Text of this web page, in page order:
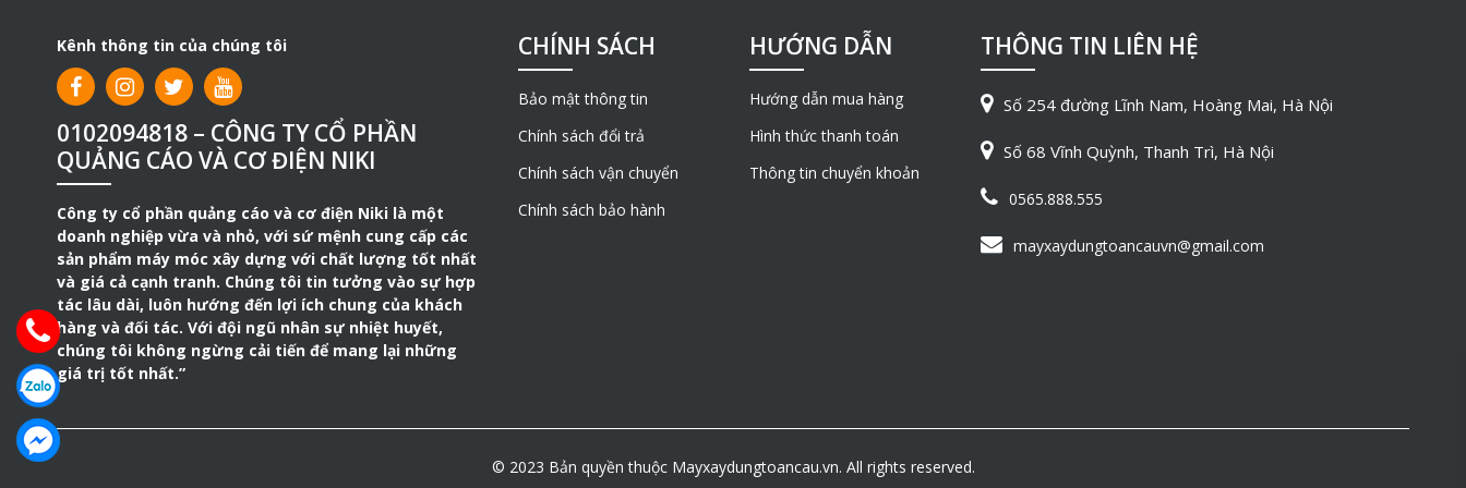
Kênh thông tin của chúng tôi
0102094818 – CÔNG TY CỔ PHẦN
QUẢNG CÁO VÀ CƠ ĐIỆN NIKI
Công ty cổ phần quảng cáo và cơ điện Niki là một
doanh nghiệp vừa và nhỏ, với sứ mệnh cung cấp các
sản phẩm máy móc xây dựng với chất lượng tốt nhất
và giá cả cạnh tranh. Chúng tôi tin tưởng vào sự hợp
tác lâu dài, luôn hướng đến lợi ích chung của khách
hàng và đối tác. Với đội ngũ nhân sự nhiệt huyết,
chúng tôi không ngừng cải tiến để mang lại những
giá trị tốt nhất.”
CHÍNH SÁCH
Bảo mật thông tin
Chính sách đổi trả
Chính sách vận chuyển
Chính sách bảo hành
HƯỚNG DẪN
Hướng dẫn mua hàng
Hình thức thanh toán
Thông tin chuyển khoản
THÔNG TIN LIÊN HỆ
Số 254 đường Lĩnh Nam, Hoàng Mai, Hà Nội
Số 68 Vĩnh Quỳnh, Thanh Trì, Hà Nội
0565.888.555
mayxaydungtoancauvn@gmail.com
© 2023 Bản quyền thuộc Mayxaydungtoancau.vn. All rights reserved.